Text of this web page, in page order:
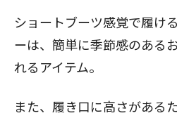
ショートブーツ感覚で履け
ーは、簡単に季節感のある
れるアイテム。
また、履き口に高さがある